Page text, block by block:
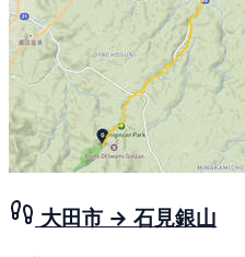
大田市 → 石見銀山